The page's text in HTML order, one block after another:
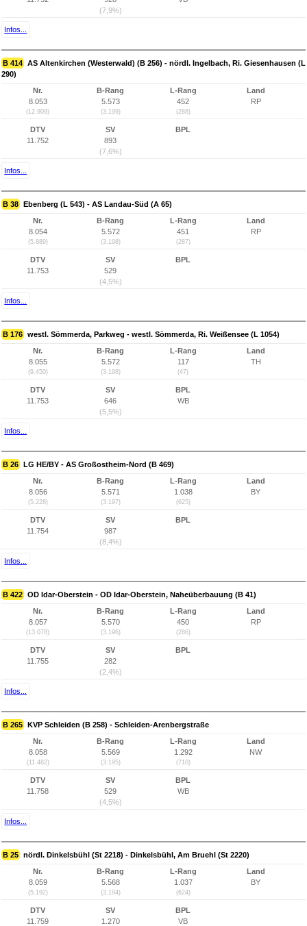
(7,9%)
Infos...
B 414 AS Altenkirchen (Westerwald) (B 256) - nördl. Ingelbach, Ri. Giesenhausen (L
290)
Nr.
8.053
(12.909)
B-Rang
5.573
(3.199)
L-Rang
452
(288)
Land
RP
DTV
11.752
SV
893
(7,6%)
BPL
Infos...
B 38 Ebenberg (L 543) - AS Landau-Süd (A 65)
Nr.
8.054
(5.889)
B-Rang
5.572
(3.198)
L-Rang
451
(287)
Land
RP
DTV
11.753
SV
529
(4,5%)
BPL
Infos...
B 176 westl. Sömmerda, Parkweg - westl. Sömmerda, Ri. Weißensee (L 1054)
Nr.
8.055
(9.450)
B-Rang
5.572
(3.198)
L-Rang
117
(47)
Land
TH
DTV
11.753
SV
646
(5,5%)
BPL
WB
Infos...
B 26 LG HE/BY - AS Großostheim-Nord (B 469)
Nr.
8.056
(5.228)
B-Rang
5.571
(3.197)
L-Rang
1.038
(625)
Land
BY
DTV
11.754
SV
987
(8,4%)
BPL
Infos...
B 422 OD Idar-Oberstein - OD Idar-Oberstein, Naheüberbauung (B 41)
Nr.
8.057
(13.078)
B-Rang
5.570
(3.196)
L-Rang
450
(286)
Land
RP
DTV
11.755
SV
282
(2,4%)
BPL
Infos...
B 265 KVP Schleiden (B 258) - Schleiden-Arenbergstraße
Nr.
8.058
(11.482)
B-Rang
5.569
(3.195)
L-Rang
1.292
(710)
Land
NW
DTV
11.758
SV
529
(4,5%)
BPL
WB
Infos...
B 25 nördl. Dinkelsbühl (St 2218) - Dinkelsbühl, Am Bruehl (St 2220)
Nr.
8.059
(5.192)
B-Rang
5.568
(3.194)
L-Rang
1.037
(624)
Land
BY
DTV
11.759
SV
1.270
BPL
VB